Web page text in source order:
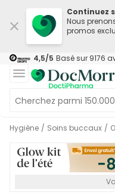
Continuez
Nous
promos
4,5/5 Basé sur 9176
Hygiène / Soins buccaux /